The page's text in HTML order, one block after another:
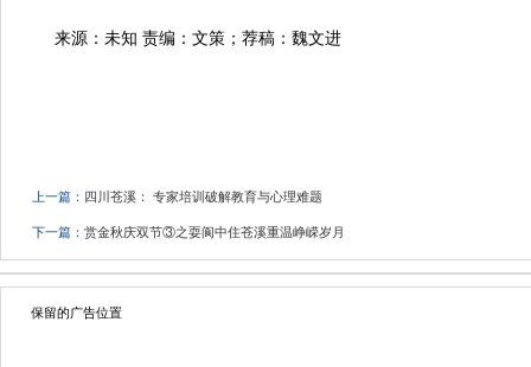
来源：未知 责编：文策；荐稿：魏文进
上一篇： 四川苍溪： 专家培训破解教育与心理难题
下一篇： 赏金秋庆双节③之耍阆中住苍溪重温峥嵘岁月
保留的广告位置